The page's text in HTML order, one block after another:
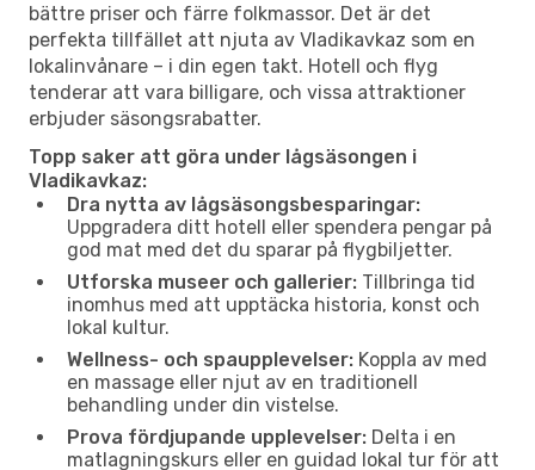
bättre priser och färre folkmassor. Det är det
perfekta tillfället att njuta av Vladikavkaz som en
lokalinvånare – i din egen takt. Hotell och flyg
tenderar att vara billigare, och vissa attraktioner
erbjuder säsongsrabatter.
Topp saker att göra under lågsäsongen i
Vladikavkaz:
Dra nytta av lågsäsongsbesparingar:
Uppgradera ditt hotell eller spendera pengar på
god mat med det du sparar på flygbiljetter.
Utforska museer och gallerier: Tillbringa tid
inomhus med att upptäcka historia, konst och
lokal kultur.
Wellness- och spaupplevelser: Koppla av med
en massage eller njut av en traditionell
behandling under din vistelse.
Prova fördjupande upplevelser: Delta i en
matlagningskurs eller en guidad lokal tur för att